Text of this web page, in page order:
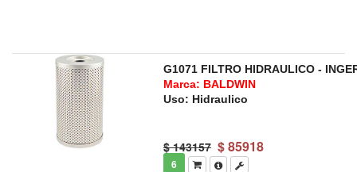
G1071 FILTRO HIDRAULICO -
Marca: BALDWIN
Uso: Hidraulico
$ 143157 $85918
6